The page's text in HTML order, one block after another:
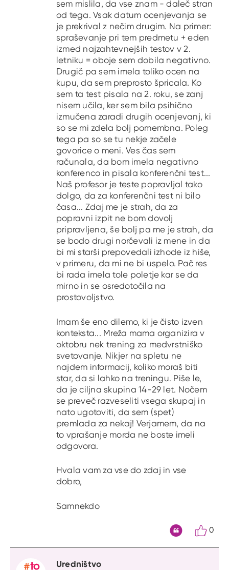
sem mislila, da vse znam - daleč stran
od tega. Vsak datum ocenjevanja se
je prekrival z nečim drugim. Na primer:
spraševanje pri tem predmetu + eden
izmed najzahtevnejših testov v 2.
letniku = oboje sem dobila negativno.
Drugič pa sem imela toliko ocen na
kupu, da sem preprosto špricala. Ko
sem ta test pisala na 2. roku, se zanj
nisem učila, ker sem bila psihično
izmučena zaradi drugih ocenjevanj, ki
so se mi zdela bolj pomembna. Poleg
tega pa so se tu nekje začele
govorice o meni. Ves čas sem
računala, da bom imela negativno
konferenco in pisala konferenčni test...
Naš profesor je teste popravljal tako
dolgo, da za konferenčni test ni bilo
časa... Zdaj me je strah, da za
popravni izpit ne bom dovolj
pripravljena, še bolj pa me je strah, da
se bodo drugi norčevali iz mene in da
bi mi starši prepovedali izhode iz hiše,
v primeru, da mi ne bi uspelo. Pač res
bi rada imela tole poletje kar se da
mirno in se osredotočila na
prostovoljstvo.
Imam še eno dilemo, ki je čisto izven
konteksta... Mreža mama organizira v
oktobru nek trening za medvrstniško
svetovanje. Nikjer na spletu ne
najdem informacij, koliko moraš biti
star, da si lahko na treningu. Piše le,
da je ciljna skupina 14-29 let. Nočem
se preveč razveseliti vsega skupaj in
nato ugotoviti, da sem (spet)
premlada za nekaj! Verjamem, da na
to vprašanje morda ne boste imeli
odgovora.
Hvala vam za vse do zdaj in vse
dobro,
Samnekdo
0
Uredništvo